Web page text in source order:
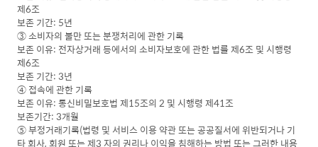
제6조
보존 기간: 5년
③ 소비자의 불만 또는 분쟁처리에 관한 기록
보존 이유: 전자상거래 등에서의 소비자보호에 관한 법률 제6조 및 시행령
제6조
보존 기간: 3년
④ 접속에 관한 기록
보존 이유: 통신비밀보호법 제15조의 2 및 시행령 제41조
보존기간: 3개월
⑤ 부정거래기록(법령 및 서비스 이용 약관 또는 공공질서에 위반되거나 기
타 회사, 회원 또는 제3 자의 권리나 이익을 침해하는 방법 또는 그러한 내용